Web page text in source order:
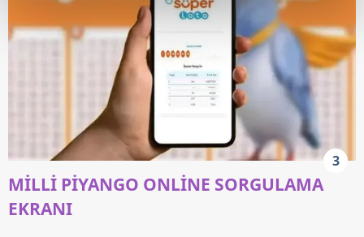
kalemimiz olduğunu sizlere hatırlatmak isteriz.
Her halükârda, kullanıcılar, bu çerezlere izin vermedikleri
takdirde, kullanıcılara hedefli reklamlar
gösterilmeyecektir."
Sizlere daha iyi bir hizmet sunabilmek için İnternet
Sitemizde kendimize ve üçüncü kişilere ait çerezler
verileriniz işlenmekte olup gerekli olan çerezler bilgi
toplumu hizmetlerinin sunulması amacıyla
3
MİLLİ PİYANGO ONLİNE SORGULAMA
EKRANI